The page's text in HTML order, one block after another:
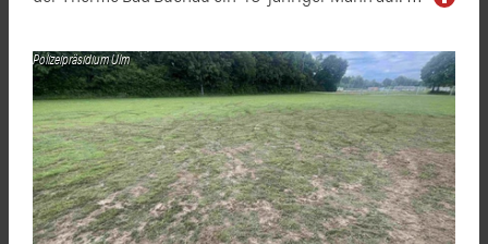
Polizeipräsidium Ulm